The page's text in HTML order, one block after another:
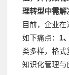
理转型中需解
目前，企业
如下痛点： 1
类多样，格
知识化管理与